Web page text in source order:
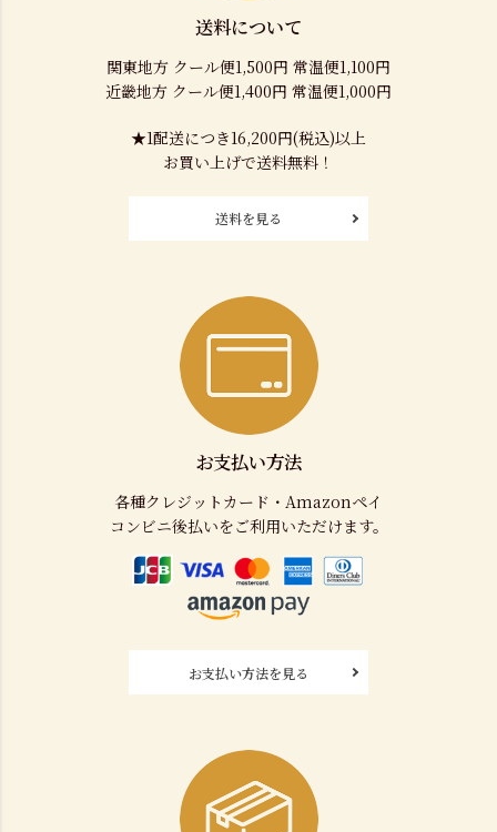
送料について
関東地方 クール便1,500円 常温便1,100円
近畿地方 クール便1,400円 常温便1,000円
★1配送につき16,200円(税込)以上
お買い上げで送料無料！
送料を見る
お支払い方法
各種クレジットカード・Amazonペイ
コンビニ後払いをご利用いただけます。
お支払い方法を見る